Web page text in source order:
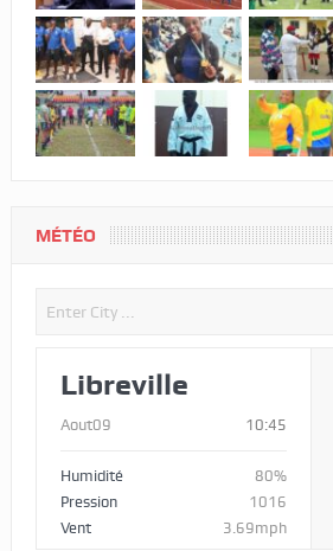
MÉTÉO
Libreville
Aout09 10:45
Humidité
80%
Pression
1016
Vent
3.69mph